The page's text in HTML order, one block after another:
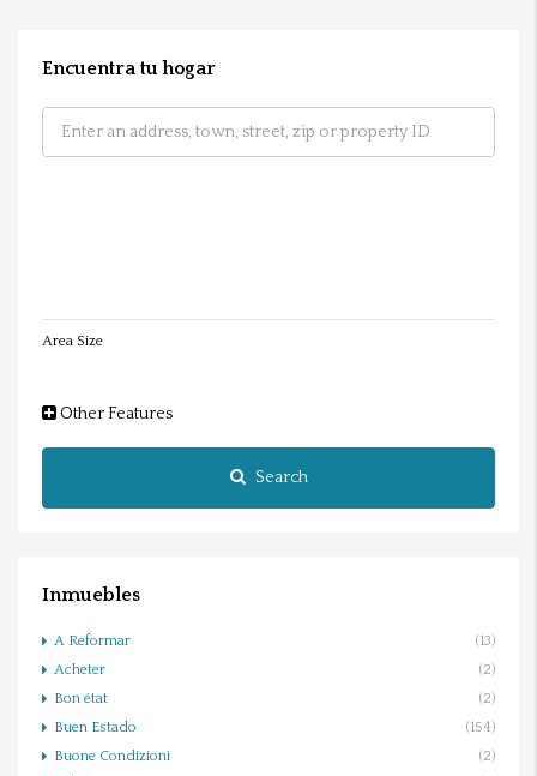
Encuentra tu hogar
Area Size
Other Features
Search
Inmuebles
A Reformar
(13)
Acheter
(2)
Bon état
(2)
Buen Estado
(154)
Buone Condizioni
(2)